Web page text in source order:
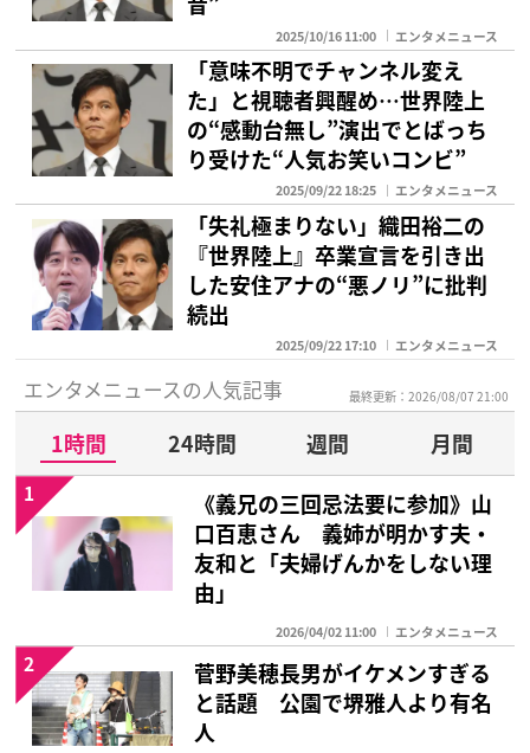
2025/10/16 11:00 エンタメニュース
「意味不明でチャンネル変え
た」と視聴者興醒め…世界陸上
の“感動台無し”演出でとばっち
り受けた“人気お笑いコンビ”
2025/09/22 18:25 エンタメニュース
「失礼極まりない」織田裕二の
『世界陸上』卒業宣言を引き出
した安住アナの“悪ノリ”に批判
続出
2025/09/22 17:10 エンタメニュース
エンタメニュースの人気記事 最終更新：2026/08/07 21:00
1時間 24時間 週間
月間
《義兄の三回忌法要に参加》山
口百恵さん 義姉が明かす夫・
友和と「夫婦げんかをしない理
由」
2026/04/02 11:00 エンタメニュース
1
菅野美穂長男がイケメンすぎる
と話題 公園で堺雅人より有名
人
2